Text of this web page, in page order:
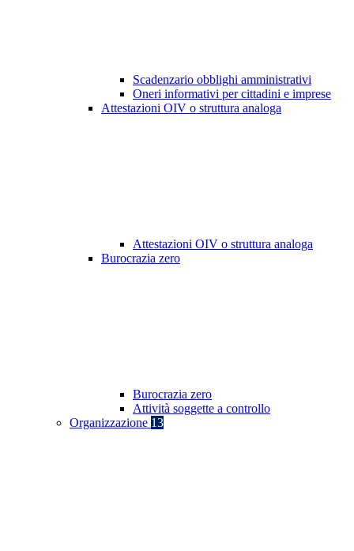
Scadenzario obblighi amministrativi
Oneri informativi per cittadini e imprese
Attestazioni OIV o struttura analoga
Attestazioni OIV o struttura analoga
Burocrazia zero
Burocrazia zero
Attività soggette a controllo
Organizzazione 13